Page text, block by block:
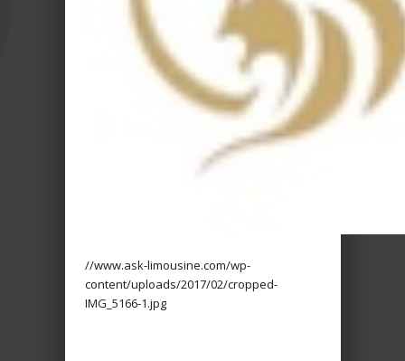
//www.ask-limousine.com/wp-
content/uploads/2017/02/cropped-
IMG_5166-1.jpg